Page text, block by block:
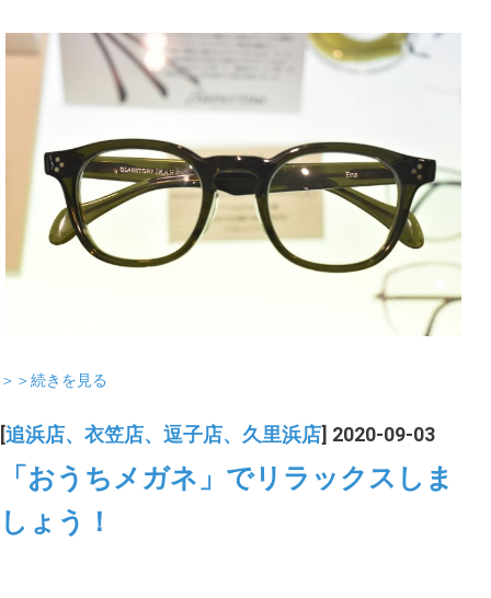
＞＞続きを見る
追浜店、衣笠店、逗子店、久里浜店 ] 2020-09-03
「おうちメガネ」でリラックスしま
しょう！